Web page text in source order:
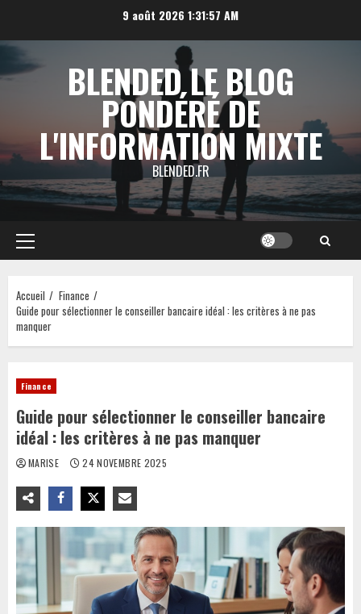
contenu
9 août 2026 1:31:58 AM
BLENDED LE BLOG
PONDÉRÉ DE
L'INFORMATION MIXTE
BLENDED.FR
Menu
principal
Accueil
Finance
Guide pour sélectionner le conseiller bancaire idéal : les critères à ne pas
manquer
Finance
Guide pour sélectionner le conseiller bancaire
idéal : les critères à ne pas manquer
MARISE 24 NOVEMBRE 2025